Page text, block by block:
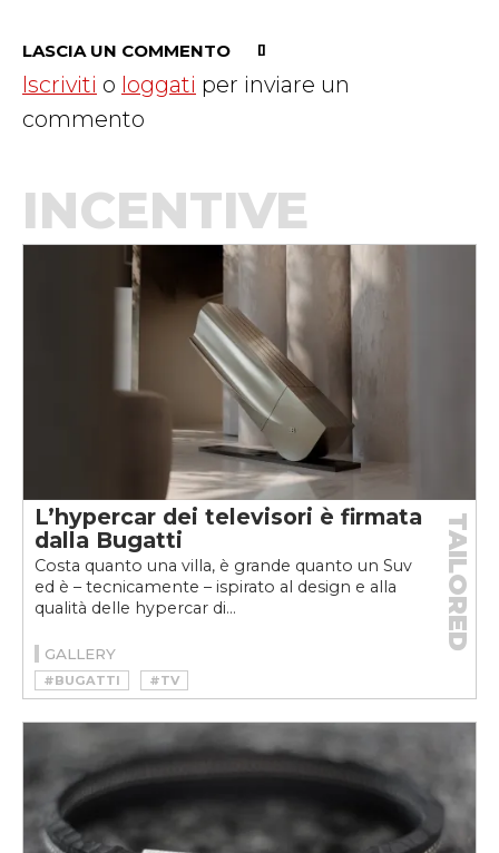
LASCIA UN COMMENTO
Iscriviti o loggati per inviare un
commento
INCENTIVE
L’hypercar dei televisori è firmata
dalla Bugatti
Costa quanto una villa, è grande quanto un Suv
ed è – tecnicamente – ispirato al design e alla
qualità delle hypercar di...
TAILORED
GALLERY
#BUGATTI #TV